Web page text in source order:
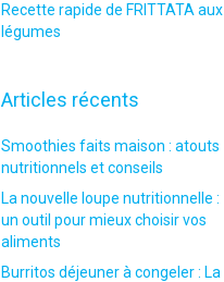
Recette rapide de FRITTATA aux
légumes
Articles récents
Smoothies faits maison : atouts
nutritionnels et conseils
La nouvelle loupe nutritionnelle :
un outil pour mieux choisir vos
aliments
Burritos déjeuner à congeler : La